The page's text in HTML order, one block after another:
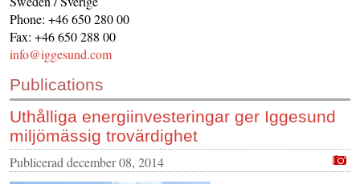
Phone: +46 650 280 00
Fax: +46 650 288 00
info@iggesund.com
Publications
Uthålliga energiinvesteringar ger Iggesund
miljömässig trovärdighet
Publicerad december 08, 2014